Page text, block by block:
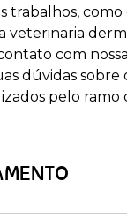
trabalhos, como
veterinaria
com
dúvidas sobre
pelo ramo